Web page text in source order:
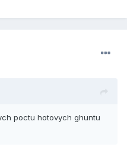
poctu hotovych ghuntu